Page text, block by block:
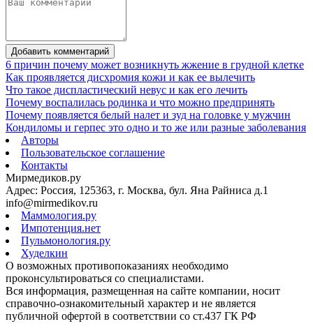
Добавить комментарий
6 причин почему может возникнуть жжение в грудной клетке
Как проявляется дисхромия кожи и как ее вылечить
Что такое диспластический невус и как его лечить
Почему воспалилась родинка и что можно предпринять
Почему появляется белый налет и зуд на головке у мужчин
Кондиломы и герпес это одно и то же или разные заболевания
Авторы
Пользовательское соглашение
Контакты
Мирмедиков.ру
Адрес: Россия, 125363, г. Москва, бул. Яна Райниса д.1
info@mirmedikov.ru
Маммология.ру
Импотенция.нет
Пульмонология.ру
Худелкин
О возможных противопоказаниях необходимо
проконсультироваться со специалистами.
Вся информация, размещенная на сайте компании, носит
справочно-ознакомительный характер и не является
публичной офертой в соответствии со ст.437 ГК РФ